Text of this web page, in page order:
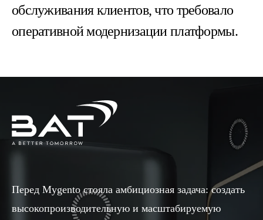
обслуживания клиентов, что требовало
оперативной модернизации платформы.
Перед Mygento стояла амбициозная задача: создать
высокопроизводительную и масштабируемую